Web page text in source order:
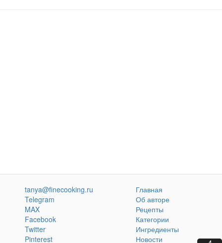
tanya@finecooking.ru
Telegram
MAX
Facebook
Twitter
Pinterest
Главная
Об авторе
Рецепты
Категории
Ингредиенты
Новости